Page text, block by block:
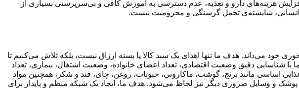
هزینه‌های دارو و تغذیه، عدم دسترسی به آموزش کافی و بی‌سرپرستی بسیاری از
انسانی، شایسته‌ی تحمل گرسنگی و محرومیت نیست.
خود می‌داند. هدف ما تنها اهدای یک سبد کالا یا بسته ارزاق نیست، بلکه تلاش می‌کنیم تا
با شناسایی دقیق وضعیت اقتصادی، تعداد اعضای خانواده، وضعیت اشتغال، بیماری، تعداد
اساسی مانند برنج، گوشت، ماکارونی، حبوبات، روغن، چای، قند و شکر، همچنین مواد
پوشک و وسایل ضروری دیگر نیز لحاظ می‌شود. هدف ما، ایجاد یک شبکه منظم و پایدار برای